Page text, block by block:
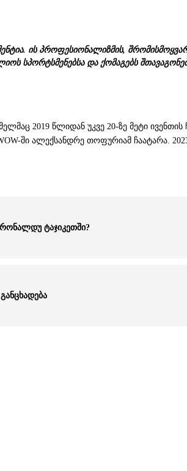
ის პროფესიონალიზმის,
სპორტსმენებსა და ქომაგებს
2019 წლიდან უკვე 20-ზე მეტი
ში ალექსანდრე თოფურიამ ჩაატარა.
ტაჯიკეთში?